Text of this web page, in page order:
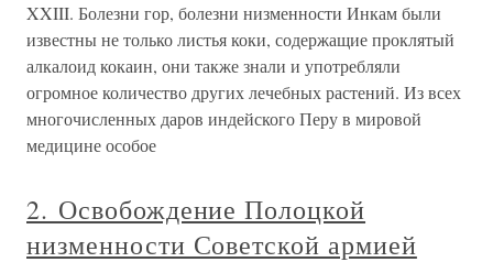
XXIII. Болезни гор, болезни низменности Инкам были
известны не только листья коки, содержащие проклятый
алкалоид кокаин, они также знали и употребляли
огромное количество других лечебных растений. Из всех
многочисленных даров индейского Перу в мировой
медицине особое
2. Освобождение Полоцкой
низменности Советской армией